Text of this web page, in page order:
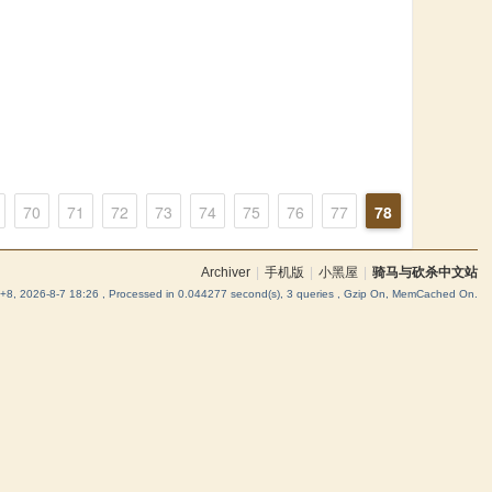
70 71 72 73 74 75 76 77 78
Archiver 手机版 小黑屋 骑马与砍杀中文站
2026-8-7 18:26 , Processed in 0.044277 second(s), 3 queries , Gzip On, MemCached On.